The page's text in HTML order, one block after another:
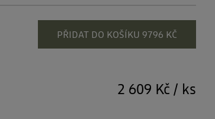
PŘIDAT DO KOŠÍKU 9796 KČ
2 609 Kč / ks